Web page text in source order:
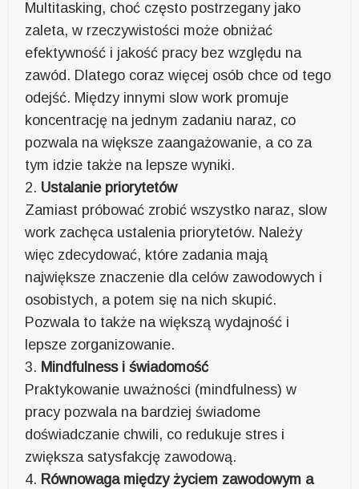
Multitasking, choć często postrzegany jako
zaleta, w rzeczywistości może obniżać
efektywność i jakość pracy bez względu na
zawód. Dlatego coraz więcej osób chce od tego
odejść. Między innymi slow work promuje
koncentrację na jednym zadaniu naraz, co
pozwala na większe zaangażowanie, a co za
tym idzie także na lepsze wyniki.
2. Ustalanie priorytetów
Zamiast próbować zrobić wszystko naraz, slow
work zachęca ustalenia priorytetów. Należy
więc zdecydować, które zadania mają
największe znaczenie dla celów zawodowych i
osobistych, a potem się na nich skupić.
Pozwala to także na większą wydajność i
lepsze zorganizowanie.
3. Mindfulness i świadomość
Praktykowanie uważności (mindfulness) w
pracy pozwala na bardziej świadome
doświadczanie chwili, co redukuje stres i
zwiększa satysfakcję zawodową.
4. Równowaga między życiem zawodowym a